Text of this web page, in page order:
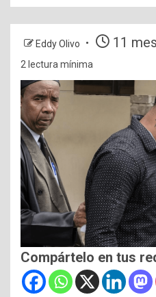
Eddy Olivo 11
2 lectura mínima
Compártelo en tus